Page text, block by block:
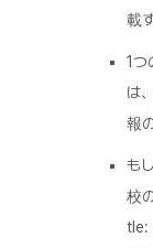
載
1つ
は
報
も
校
tle: